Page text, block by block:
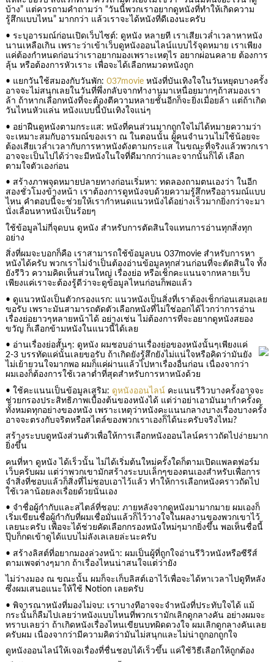
บ้าง” แต่ควรถามคำถามว่า “วันนี้พวกเราอยากดูหนังที่ทำให้เกิดความ
รู้สึกแบบไหน” มากกว่า แล้วเราจะได้หนังที่ดีเองนะครับ
• ระบุอารมณ์ก่อนเปิดเว็บไซต์: ดูหนัง หลายที เราเสียเวล่ำเวลาหาหนัง
นานเหลือเกิน เพราะว่าเข้าเว็บดูหนังออนไลน์แบบไร้จุดหมาย เราเพียง
แค่ต้องกำหนดก่อนว่าเราอยากมองเพราะเหตุไร อยากผ่อนคลาย ต้องการ
ลุ้น หรือต้องการหัวเราะ เพื่อจะได้เลือกหมวดหนังถูก
• แยกวันใช้สมองกับวันพัก: 037movieหนังที่บันเทิงใจในวันหยุดบางครั้ง
อาจจะไม่สนุกเลยในวันที่พึ่งกลับจากทำงานมาเหนื่อยมากๆถ้าสมองเรา
ล้า ถ้าหากเลือกหนังที่จะต้องตีความหลายชั้นอีกก็จะยิ่งเมื่อยล้า แต่ถ้าเกิด
วันไหนหัวแล่น หนังแบบนี้บันเทิงใจแน่ๆ
• อย่าฝืนดูหนังตามกระแส: หนังที่คนส่วนมากถูกใจไม่ได้หมายความว่า
จะเหมาะสมกับอารมณ์ของเรา ณ ในตอนนั้น ผู้คนจำนวนไม่ใช้น้อยจะ
ต้องเสียเวล่ำเวลากับการหาหนังดังตามกระแส ในขณะที่จริงแล้วพวกเรา
อาจจะเป็นไปได้ว่าจะมีหนังในใจที่ดีมากกว่าและจากนั้นก็ได้ เลือก
ตามใจตัวเองก่อน
• สร้างภาพจุดหมายปลายทางก่อนเริ่มหา: ทดลองถามตนเองว่า ในอีก
สองชั่วโมงข้างหน้า เราต้องการดูหนังจบด้วยความรู้สึกหรืออารมณ์แบบ
ไหน คำตอบนี้จะช่วยให้เรากำหนดแนวหนังได้อย่างเร็วมากยิ่งกว่าจะมา
นั่งเลื่อนหาหนังเป็นร้อยๆ
ใช้ข้อมูลไม่กี่จุดบน ดูหนัง สำหรับการตัดสินใจแทนการอ่านทุกสิ่งทุก
อย่าง
สิ่งที่ผมจะบอกก็คือ เราสามารถใช้ข้อมูลบน 037movie สำหรับการหา
หนังได้ครับ พวกเราไม่จำเป็นต้องอ่านข้อมูลทุกส่วนก่อนที่จะตัดสินใจ ทั้ง
ยังรีวิว ความคิดเห็นส่วนใหญ่ เรื่องย่อ หรือเช็กคะแนนจากหลายเว็บ
เพียงแค่เราจะต้องรู้ดีว่าจะดูข้อมูลไหนก่อนก็พอแล้ว
• ดูแนวหนังเป็นตัวกรองแรก: แนวหนังเป็นสิ่งที่เราต้องเช็กก่อนเสมอเลย
ขอรับ เพราะมันสามารถตัดตัวเลือกหนังที่ไม่ใช่ออกได้ไวกว่าการอ่าน
เรื่องย่อยาวๆหลายหน้าได้ อย่างเช่น ไม่ต้องการที่จะอยากดูหนังสยอง
ขวัญ ก็เลือกข้ามหนังในแนวนี้ได้เลย
• อ่านเรื่องย่อสั้นๆ: ดูหนัง ผมชอบอ่านเรื่องย่อของหนังนั้นๆเพียงแค่
2-3 บรรทัดแค่นั้นเลยขอรับ ถ้าเกิดยังรู้สึกยังไม่แน่ใจหรือคิดว่ามันยัง
ไม่เย้ายวนใจมากพอ ผมก็แค่ผ่านแล้วไปหาเรื่องอื่นก่อน เนื่องจากว่า
ผมเองก็ต้องการใช้เวลาต่ำที่สุดสำหรับการหาหนังด้วย
• ใช้คะแนนเป็นข้อมูลเสริม: ดูหนังออนไลน์คะแนนรีวิวบางครั้งอาจจะ
ช่วยกรองประสิทธิภาพเบื้องต้นของหนังได้ แต่ว่าอย่าเอามันมากำครั้งด
ทั้งหมดทุกอย่างของหนัง เพราะเหตุว่าหนังคะแนนกลางบางเรื่องบางครั้ง
อาจจะตรงกับจริตหรือสไตล์ของพวกเราเองก็ได้นะครับจริงไหม?
สร้างระบบดูหนังส่วนตัวเพื่อให้การเลือกหนังออนไลน์คราวถัดไปง่ายมาก
ยิ่งขึ้น
คนที่หา ดูหนัง ได้เร็วนั้น ไม่ได้เริ่มต้นใหม่ครั้งใดก็ตามเปิดแพลตฟอร์ม
เว็บครับผม แต่ว่าพวกเขามักสร้างระบบเล็กๆของตนเองสำหรับเพื่อการ
จำสิ่งที่ชอบแล้วก็สิ่งที่ไม่ชอบเอาไว้แล้ว ทำให้การเลือกหนังคราวถัดไป
ใช้เวลาน้อยลงเรื่อยด้วยนั่นเอง
• จำชื่อผู้กำกับและสไตล์ที่ชอบ: ภายหลังจากดูหนังมามากมาย ผมเองก็
เริ่มเขียนชื่อผู้กำกับที่ผมเชื่อมั่นแล้วก็ไว้วางใจในผลงานของพวกเขาไว้
เลยนะครับ เพื่อจะได้ช่วยคัดเลือกกรองหนังใหม่ๆมากยิ่งขึ้น พอเห็นชื่อนี้
ปุ๊บก็กดเข้าดูได้แบบไม่ลังเลเลยล่ะนะครับ
• สร้างลิสต์ที่อยากมองล่วงหน้า: ผมเป็นผู้ที่ถูกใจอ่านรีวิวหนังหรือซีรีส์
ตามเพจต่างๆมาก ถ้าเรื่องไหนน่าสนใจแต่ว่ายัง
ไม่ว่างมอง ณ ขณะนั้น ผมก็จะเก็บลิสต์เอาไว้เพื่อจะได้หาเวลาไปดูทีหลัง
ซึ่งผมเสนอแนะให้ใช้ Notion เลยครับ
• พิจารณาหนังที่มองไม่จบ: เราบางทีอาจจะจำหนังที่ประทับใจได้ แม้
กระนั้นก็ลืมไปเลยว่าหนังแบบไหนที่พวกเรามักเลิกดูกลางคัน อย่างผมจะ
ทราบเลยว่า ถ้าเกิดหนังเรื่องไหนเขียนบทผิดดวงใจ ผมเลิกดูกลางคันเลย
ครับผม เนื่องจากว่ามีความคิดว่ามันไม่สนุกและไม่น่าถูกอกถูกใจ
ดูหนังออนไลน์ให้เจอเรื่องที่ชื่นชอบได้เร็วขึ้น แค่ใช้วิธีเลือกให้ถูกต้อง